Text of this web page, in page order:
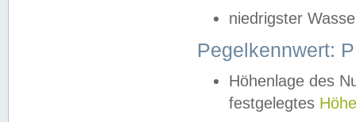
niedrigster
Pegelkennwert:
Höhenlage des
festgelegtes